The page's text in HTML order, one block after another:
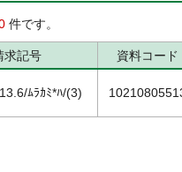
件です。
求記号 資料コード
ﾑﾗｶﾐ*ﾊ/(3)